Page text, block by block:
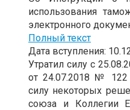
использования
электронного
Полный текст
Дата вступления:
Утратил силу с
от 24.07.2018 № 122
силу некоторых
союза и Коллегии